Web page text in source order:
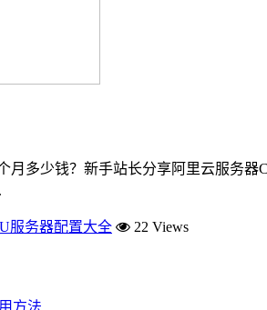
月多少钱？新手站长分享阿里云服务
服务器配置大全 22 Views
方法